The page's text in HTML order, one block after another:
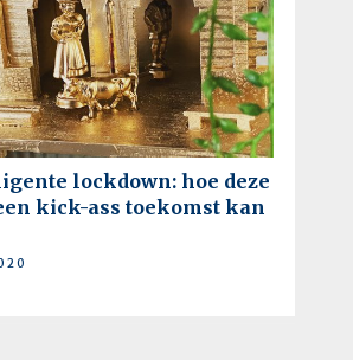
lockdown: hoe deze
kick-ass toekomst kan